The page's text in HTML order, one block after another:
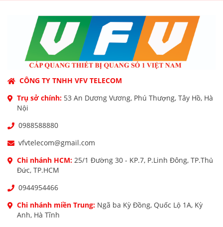
CÔNG TY TNHH VFV TELECOM
Trụ sở chính: 53 An Dương Vương, Phú Thượng, Tây Hồ, Hà
Nội
0988588880
vfvtelecom@gmail.com
Chi nhánh HCM: 25/1 Đường 30 - KP.7, P.Linh Đông, TP.Thủ
Đức, TP.HCM
0944954466
Chi nhánh miền Trung: Ngã ba Kỳ Đồng, Quốc Lộ 1A, Kỳ
Anh, Hà Tĩnh